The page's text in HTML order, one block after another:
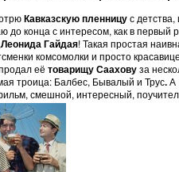
Кавказскую пленницус
до конца с интересом, как в первый
Леонида Гайдая! Такая простая
комсомолки и просто
её товарищу Сааховуза
троица: Балбес, Бывалый и Трус.А
смешной, интересный,